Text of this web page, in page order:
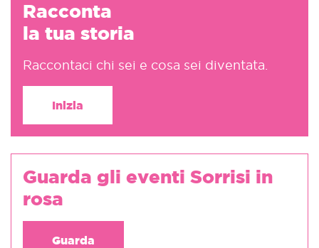
Racconta
la tua storia
Raccontaci chi sei e cosa sei diventata.
Inizia
Guarda gli eventi Sorrisi in
rosa
Guarda